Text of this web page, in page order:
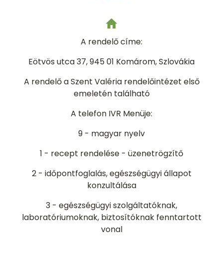
A rendelő címe:
Eötvös utca 37, 945 01 Komárom, Szlovákia
A rendelő a Szent Valéria rendelőintézet első
emeletén található
A telefon IVR Menüje:
9 - magyar nyelv
1 - recept rendelése - üzenetrögzítő
2 - időpontfoglalás, egészségügyi állapot
konzultálása
3 - egészségügyi szolgáltatóknak,
laboratóriumoknak, biztosítóknak fenntartott
vonal